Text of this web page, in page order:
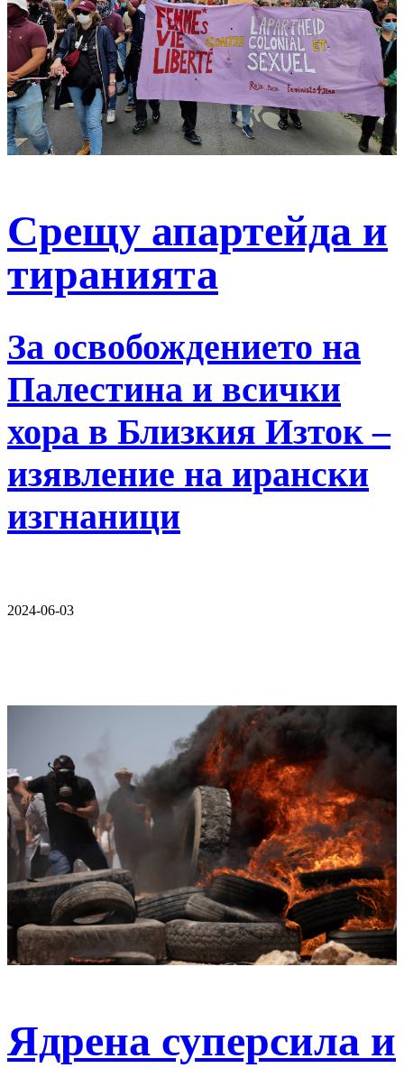
Срещу апартейда и
тиранията
За освобождението на
Палестина и всички
хора в Близкия Изток –
изявление на ирански
изгнаници
2024-06-03
Ядрена суперсила и